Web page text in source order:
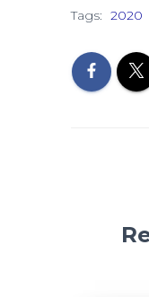
Tags: 2020